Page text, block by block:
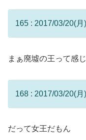
165 : 2017/03/20(
まぁ廃墟の王って感
168 : 2017/03/20(
だって女王だもん